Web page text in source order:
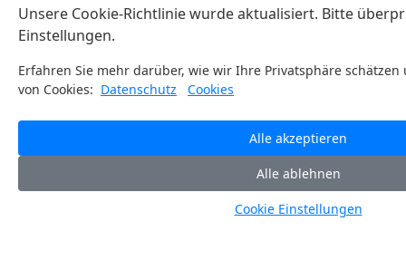
Kontakt
FORUM
HOLZBAU
Bahnhofplatz
2502 Biel,
Schweiz
Deutschland
+49 8666 981
411
alexander.windfellner
Italien:
Newsletter
unseren
FORUM
Newsletter
abonnieren
möchten,
tragen Sie
hier Ihre